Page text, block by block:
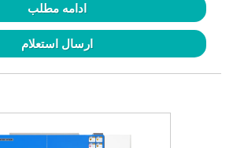
ادامه مطلب
ارسال استعلام